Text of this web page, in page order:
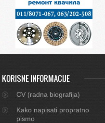
KORISNE INFORMACIJE
CV (radna biografija)
Kako napisati propratno
pismo